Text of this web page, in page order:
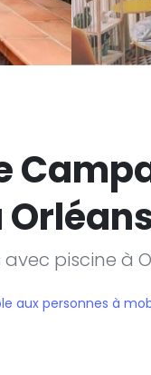
piscine à
aux personnes à